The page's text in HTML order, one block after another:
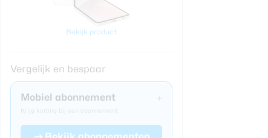
Bekijk product
Vergelijk en bespaar
Mobiel abonnement +